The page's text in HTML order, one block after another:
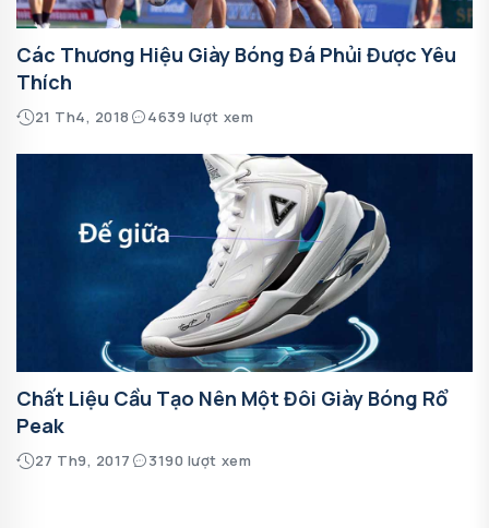
Các Thương Hiệu Giày Bóng Đá Phủi Được Yêu
Thích
21 Th4, 2018 4639 lượt xem
Chất Liệu Cầu Tạo Nên Một Đôi Giày Bóng Rổ
Peak
27 Th9, 2017 3190 lượt xem